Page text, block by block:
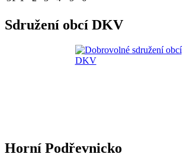
Sdružení obcí DKV
Horní Podřevnicko